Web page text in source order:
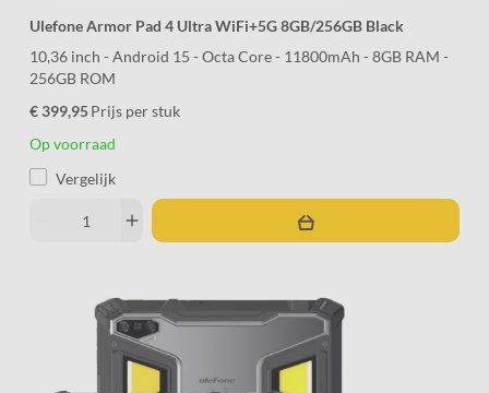
Ulefone Armor Pad 4 Ultra WiFi+5G 8GB/256GB Black
10,36 inch - Android 15 - Octa Core - 11800mAh - 8GB RAM -
256GB ROM
€ 399,95Prijs per stuk
Op voorraad
Vergelijk
add